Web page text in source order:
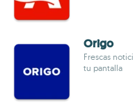
Origo
Frescas
tu pantalla